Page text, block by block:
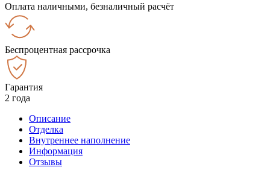
Оплата наличными, безналичный расчёт
Беспроцентная рассрочка
Гарантия
2 года
Описание
Отделка
Внутреннее наполнение
Информация
Отзывы